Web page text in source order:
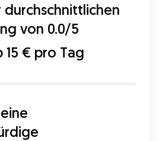
durchschnittlichen
von 0.0/5
15 € pro Tag